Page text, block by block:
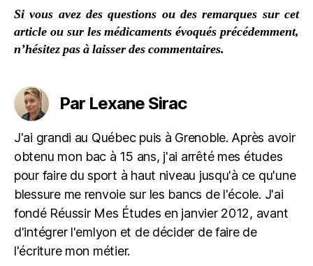
Si vous avez des questions ou des remarques sur cet
article ou sur les médicaments évoqués précédemment,
n’hésitez pas à laisser des commentaires.
Par Lexane Sirac
J'ai grandi au Québec puis à Grenoble. Après avoir
obtenu mon bac à 15 ans, j'ai arrêté mes études
pour faire du sport à haut niveau jusqu'à ce qu'une
blessure me renvoie sur les bancs de l'école. J'ai
fondé Réussir Mes Études en janvier 2012, avant
d'intégrer l'emlyon et de décider de faire de
l'écriture mon métier.